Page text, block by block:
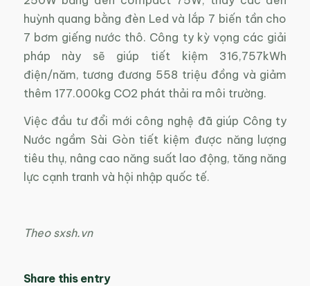
huỳnh quang bằng đèn Led và lắp 7 biến tần cho
7 bơm giếng nước thô. Công ty kỳ vọng các giải
pháp này sẽ giúp tiết kiệm 316,757kWh
điện/năm, tương đương 558 triệu đồng và giảm
thêm 177.000kg CO2 phát thải ra môi trường.
Việc đầu tư đổi mới công nghệ đã giúp Công ty
Nước ngầm Sài Gòn tiết kiệm được năng lượng
tiêu thụ, nâng cao năng suất lao động, tăng năng
lực cạnh tranh và hội nhập quốc tế.
Theo sxsh.vn
Share this entry